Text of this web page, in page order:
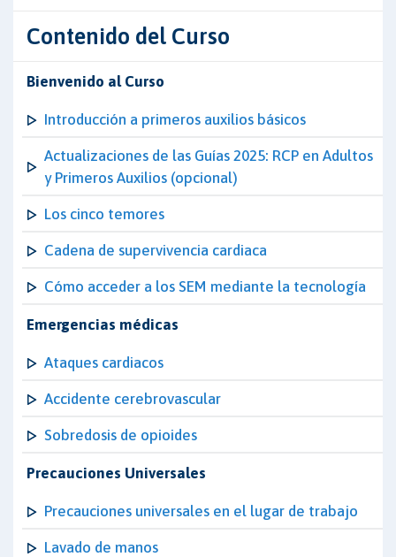
Contenido del Curso
Bienvenido al Curso
Introducción a primeros auxilios básicos
Actualizaciones de las Guías 2025: RCP en Adultos
y Primeros Auxilios (opcional)
Los cinco temores
Cadena de supervivencia cardiaca
Cómo acceder a los SEM mediante la tecnología
Emergencias médicas
Ataques cardiacos
Accidente cerebrovascular
Sobredosis de opioides
Precauciones Universales
Precauciones universales en el lugar de trabajo
Lavado de manos